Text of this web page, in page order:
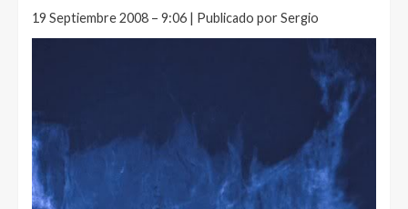
19 Septiembre 2008 – 9:06 | Publicado por Sergio